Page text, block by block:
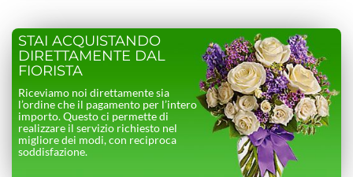
STAI ACQUISTANDO
DIRETTAMENTE DAL
FIORISTA
Riceviamo noi direttamente sia
l’ordine che il pagamento per l’intero
importo. Questo ci permette di
realizzare il servizio richiesto nel
migliore dei modi, con reciproca
soddisfazione.